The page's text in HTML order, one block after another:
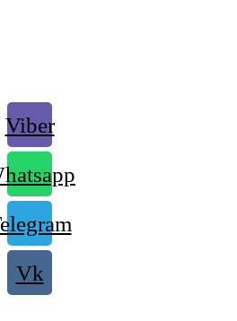
Viber
Vk